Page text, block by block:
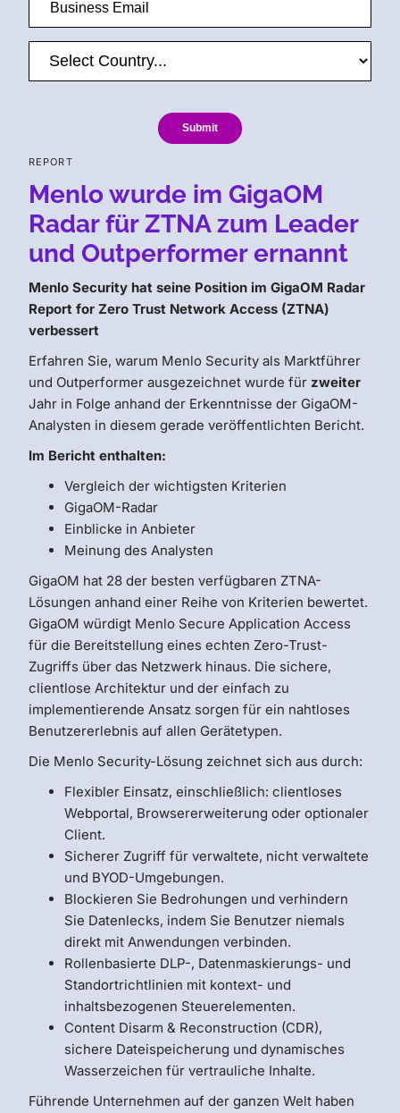
REPORT
Menlo wurde im GigaOM
Radar für ZTNA zum Leader
und Outperformer ernannt
Menlo Security hat seine Position im GigaOM Radar
Report for Zero Trust Network Access (ZTNA)
verbessert
Erfahren Sie, warum Menlo Security als Marktführer
und Outperformer ausgezeichnet wurde für zweiter
Jahr in Folge anhand der Erkenntnisse der GigaOM-
Analysten in diesem gerade veröffentlichten Bericht.
Im Bericht enthalten:
Vergleich der wichtigsten Kriterien
GigaOM-Radar
Einblicke in Anbieter
Meinung des Analysten
GigaOM hat 28 der besten verfügbaren ZTNA-
Lösungen anhand einer Reihe von Kriterien bewertet.
GigaOM würdigt Menlo Secure Application Access
für die Bereitstellung eines echten Zero-Trust-
Zugriffs über das Netzwerk hinaus. Die sichere,
clientlose Architektur und der einfach zu
implementierende Ansatz sorgen für ein nahtloses
Benutzererlebnis auf allen Gerätetypen.
Die Menlo Security-Lösung zeichnet sich aus durch:
Flexibler Einsatz, einschließlich: clientloses
Webportal, Browsererweiterung oder optionaler
Client.
Sicherer Zugriff für verwaltete, nicht verwaltete
und BYOD-Umgebungen.
Blockieren Sie Bedrohungen und verhindern
Sie Datenlecks, indem Sie Benutzer niemals
direkt mit Anwendungen verbinden.
Rollenbasierte DLP-, Datenmaskierungs- und
Standortrichtlinien mit kontext- und
inhaltsbezogenen Steuerelementen.
Content Disarm & Reconstruction (CDR),
sichere Dateispeicherung und dynamisches
Wasserzeichen für vertrauliche Inhalte.
Führende Unternehmen auf der ganzen Welt haben
Submit